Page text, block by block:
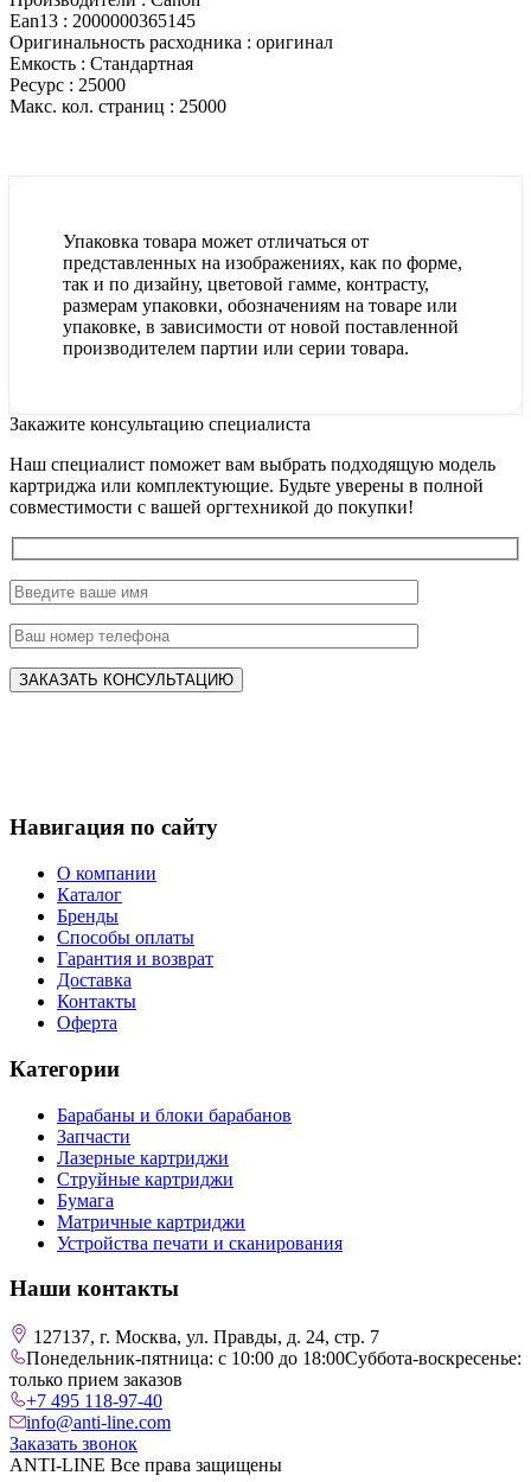
Ean13 : 2000000365145
Оригинальность расходника : оригинал
Емкость : Стандартная
Ресурс : 25000
Макс. кол. страниц : 25000
Упаковка товара может отличаться от
представленных на изображениях, как по форме,
так и по дизайну, цветовой гамме, контрасту,
размерам упаковки, обозначениям на товаре или
упаковке, в зависимости от новой поставленной
производителем партии или серии товара.
Закажите консультацию специалиста
Наш специалист поможет вам выбрать подходящую модель
картриджа или комплектующие. Будьте уверены в полной
совместимости с вашей оргтехникой до покупки!
Навигация по сайту
О компании
Каталог
Бренды
Способы оплаты
Гарантия и возврат
Доставка
Контакты
Оферта
Категории
Барабаны и блоки барабанов
Запчасти
Лазерные картриджи
Струйные картриджи
Бумага
Матричные картриджи
Устройства печати и сканирования
Наши контакты
127137, г. Москва, ул. Правды, д. 24, стр. 7
Понедельник-пятница: с 10:00 до 18:00Суббота-воскресенье:
только прием заказов
+7 495 118-97-40
info@anti-line.com
Заказать звонок
ANTI-LINE Все права защищены